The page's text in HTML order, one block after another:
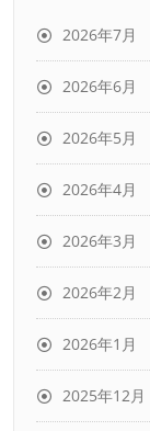
2026年7月
2026年6月
2026年5月
2026年4月
2026年3月
2026年2月
2026年1月
2025年12月